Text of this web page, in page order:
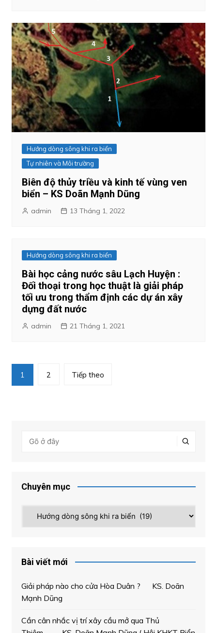
Hướng dòng sông khi ra biển
Tự nhiên và Môi trường
Biên độ thủy triều và kinh tế vùng ven
biển – KS Doãn Mạnh Dũng
admin 13 Tháng 1, 2022
Hướng dòng sông khi ra biển
Bài học cảng nước sâu Lạch Huyện :
Đối thoại trong học thuật là giải pháp
tối ưu trong thẩm định các dự án xây
dựng đất nước
admin 21 Tháng 1, 2021
Phân
trang
1 2 Tiếp theo
Chuyên mục
Bài viết mới
Giải pháp nào cho cửa Hòa Duân ? KS. Doãn
Mạnh Dũng
Cần cân nhắc vị trí xây cầu mở qua Thủ